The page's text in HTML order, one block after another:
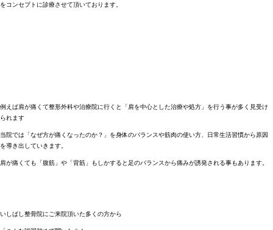
をコンセプトに診療させて頂いております。
例えば肩が痛くて整形外科や治療院に行くと「肩を中心とした治療や処方」を行う事が多く見受け
られます
当院では「なぜ方が痛くなったのか？」を身体のバランスや筋肉の使い方、日常生活習慣から原因
を導き出していきます。
肩が痛くても「腹筋」や「背筋」もしかすると足のバランスから痛みが誘発される事もあります。
いしばし整骨院にご来院頂いた多くの方から